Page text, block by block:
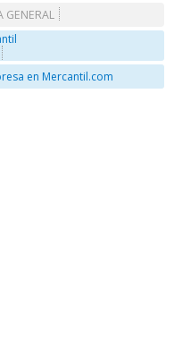
GENERAL
en Mercantil.com